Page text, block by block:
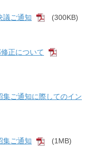
議ご通知
[PDF]
(300KB)
正について
ご通知に際してのイン
集ご通知
[PDF]
(1MB)